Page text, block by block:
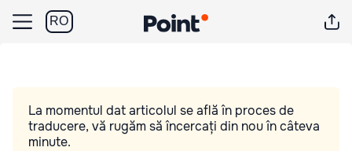
RO
La momentul dat articolul se află în proces de
traducere, vă rugăm să încercați din nou în câteva
minute.